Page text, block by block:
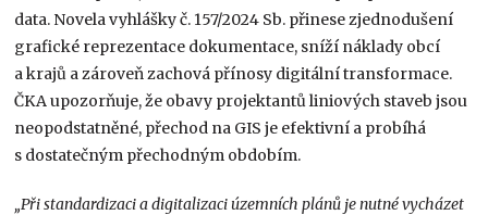
data. Novela vyhlášky č. 157/2024 Sb. přinese zjednodušení
grafické reprezentace dokumentace, sníží náklady obcí
a krajů a zároveň zachová přínosy digitální transformace.
ČKA upozorňuje, že obavy projektantů liniových staveb jsou
neopodstatněné, přechod na GIS je efektivní a probíhá
s dostatečným přechodným obdobím.
„Při standardizaci a digitalizaci územních plánů je nutné vycházet